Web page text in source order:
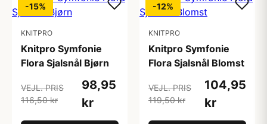
-15%
KNITPRO
Knitpro Symfonie
Flora Sjalsnål Bjørn
VEJL. PRIS
116,50 kr
98,95
kr
-12%
KNITPRO
Knitpro Symfonie
Flora Sjalsnål Blomst
VEJL. PRIS
119,50 kr
104,95
kr